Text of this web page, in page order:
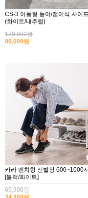
CS-3 이동형 높이/접이식 사이드테이블
(화이트/내추럴)
179,000원
99,000원
카라 벤치형 신발장 600~1000
[블랙/화이트]
69,900원